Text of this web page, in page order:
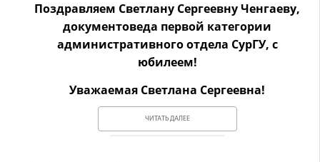
Поздравляем Светлану Сергеевну Ченгаеву,
документоведа первой категории
административного отдела СурГУ, с
юбилеем!
Уважаемая Светлана Сергеевна!
ЧИТАТЬ ДАЛЕЕ